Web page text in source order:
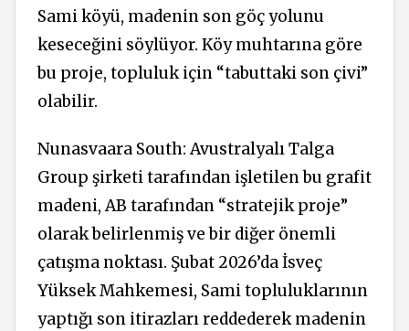
Sami köyü, madenin son göç yolunu
keseceğini söylüyor. Köy muhtarına göre
bu proje, topluluk için “tabuttaki son çivi”
olabilir.
Nunasvaara South: Avustralyalı Talga
Group şirketi tarafından işletilen bu grafit
madeni, AB tarafından “stratejik proje”
olarak belirlenmiş ve bir diğer önemli
çatışma noktası. Şubat 2026’da İsveç
Yüksek Mahkemesi, Sami topluluklarının
yaptığı son itirazları reddederek madenin